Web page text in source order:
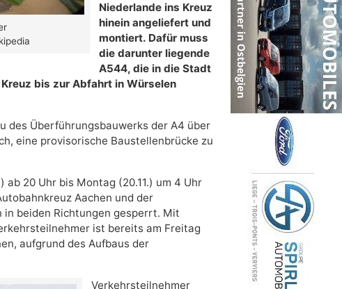
Niederlande ins Kreuz
hinein angeliefert und
montiert. Dafür muss
die darunter liegende
A544, die in die Stadt
bis zur Abfahrt in Würselen
des Überführungsbauwerks der A4 über
eine provisorische Baustellenbrücke zu
ab 20 Uhr bis Montag (20.11.) um 4 Uhr
Aachen und der
in beiden Richtungen gesperrt. Mit
ist bereits am Freitag
aufgrund des Aufbaus der
Verkehrsteilnehmer